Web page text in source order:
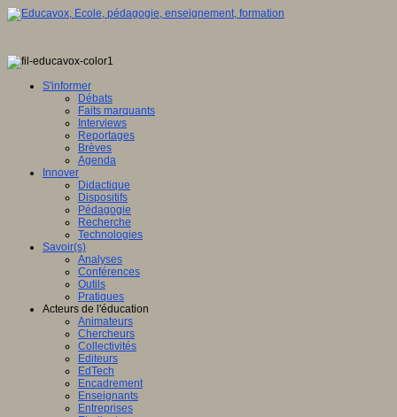
S'informer
Débats
Faits marquants
Interviews
Reportages
Brèves
Agenda
Innover
Didactique
Dispositifs
Pédagogie
Recherche
Technologies
Savoir(s)
Analyses
Conférences
Outils
Pratiques
Acteurs de l'éducation
Animateurs
Chercheurs
Collectivités
Editeurs
EdTech
Encadrement
Enseignants
Entreprises